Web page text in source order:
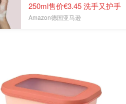
250ml售价€3.45 洗手又护手
Amazon德国亚马逊